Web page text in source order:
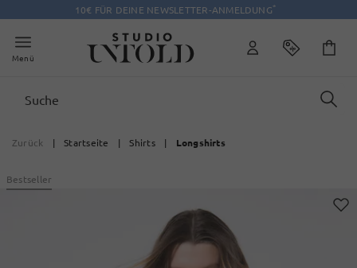
10€ FÜR DEINE NEWSLETTER-ANMELDUNG*
Menü
Zurück | Startseite | Shirts | Longshirts
Bestseller